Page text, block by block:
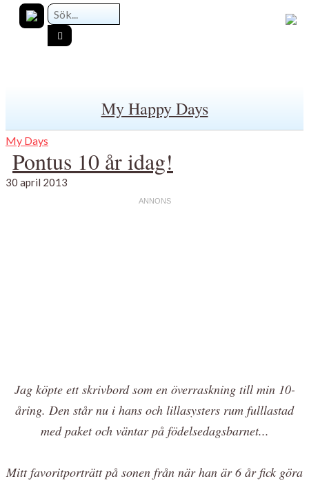
My Happy Days
My Days
Pontus 10 år idag!
30 april 2013
Jag köpte ett skrivbord som en överraskning till min 10-
åring. Den står nu i hans och lillasysters rum fulllastad
med paket och väntar på födelsedagsbarnet...
Mitt favoritporträtt på sonen från när han är 6 år fick göra